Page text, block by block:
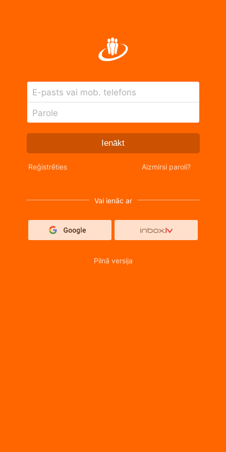
E-pasts vai mob. telefons
Parole
Ienākt
Reģistrēties Aizmirsi paroli?
Vai ienāc ar
Pilnā versija